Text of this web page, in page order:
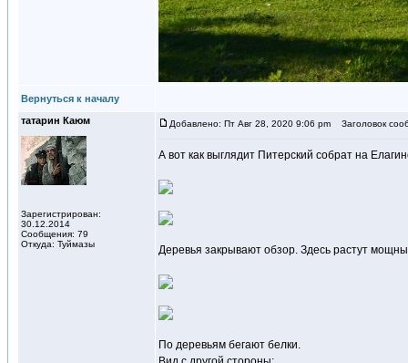
Вернуться к началу
татарин Каюм
Зарегистрирован:
30.12.2014
Сообщения: 79
Откуда: Туймазы
Добавлено: Пт Авг 28, 2020 9:06 pm Заголовок
А вот как выглядит Питерский собрат на
Деревья закрывают обзор. Здесь растут
По деревьям бегают белки.